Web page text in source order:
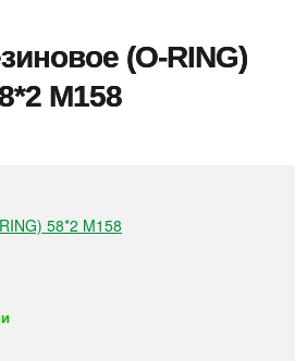
(O-RING)
M158